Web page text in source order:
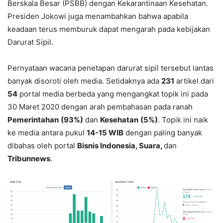
Berskala Besar (PSBB) dengan Kekarantinaan Kesehatan.
Presiden Jokowi juga menambahkan bahwa apabila
keadaan terus memburuk dapat mengarah pada kebijakan
Darurat Sipil.
Pernyataan wacana penetapan darurat sipil tersebut lantas
banyak disoroti oleh media. Setidaknya ada 231 artikel dari
54 portal media berbeda yang mengangkat topik ini pada
30 Maret 2020 dengan arah pembahasan pada ranah
Pemerintahan (93%) dan Kesehatan (5%). Topik ini naik
ke media antara pukul 14-15 WIB dengan paling banyak
dibahas oleh portal Bisnis Indonesia, Suara,dan
Tribunnews.